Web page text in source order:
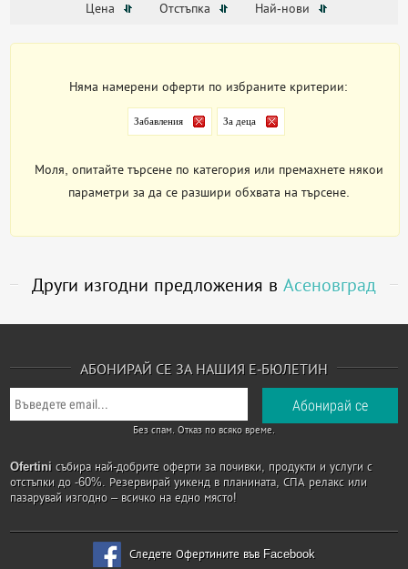
Цена Отстъпка Най-нови
Няма намерени оферти по избраните критерии:
Забавления За деца
Моля, опитайте търсене по категория или премахнете някои
параметри за да се разшири обхвата на търсене.
Други изгодни предложения в Асеновград
АБОНИРАЙ СЕ ЗА НАШИЯ Е-БЮЛЕТИН
Без спам. Отказ по всяко време.
Ofertini събира най-добрите оферти за почивки, продукти и услуги с
отстъпки до -60%. Резервирай уикенд в планината, СПА релакс или
пазарувай изгодно – всичко на едно място!
Следете Офертините във Facebook